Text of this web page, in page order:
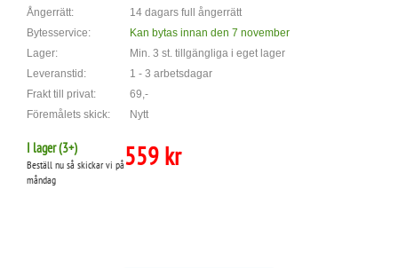
Ångerrätt:
14 dagars full ångerrätt
Bytesservice:
Kan bytas innan den 7 november
Lager:
Min. 3 st. tillgängliga i eget lager
Leveranstid:
1 - 3 arbetsdagar
Frakt till privat:
69,-
Föremålets skick:
Nytt
I lager (3+)
Beställ nu så skickar vi på
måndag
559 kr